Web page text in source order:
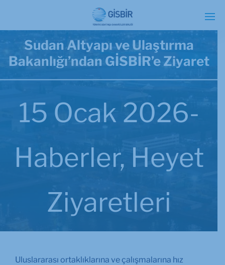
Sudan Altyapı ve Ulaştırma
Bakanlığı’ndan GİSBİR’e Ziyaret
15 Ocak 2026-
Haberler, Heyet
Ziyaretleri
Uluslararası ortaklıklarına ve çalışmalarına hız